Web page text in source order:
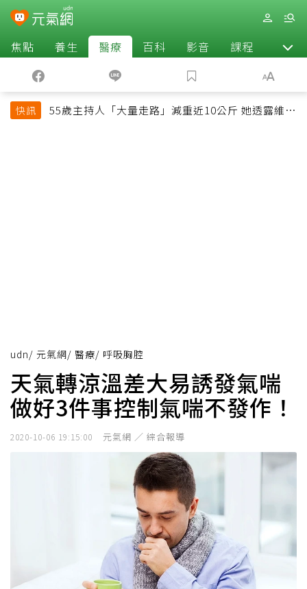
焦點 養生 醫療 百科 影音 課程 退休
快訊
55歲主持人「大量走路」減重近10公斤 她透露維持
udn/ 元氣網/ 醫療/ 呼吸胸腔
天氣轉涼溫差大易誘發氣喘
做好3件事控制氣喘不發作！
2020-10-06 19:15:00 元氣網 ／ 綜合報導